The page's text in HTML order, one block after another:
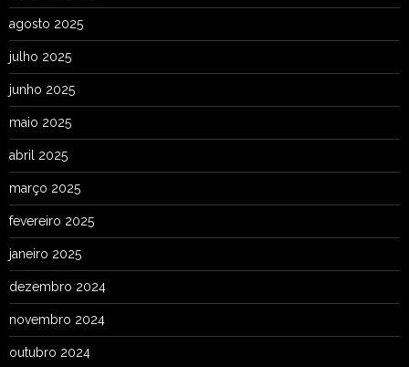
agosto 2025
julho 2025
junho 2025
maio 2025
abril 2025
março 2025
fevereiro 2025
janeiro 2025
dezembro 2024
novembro 2024
outubro 2024